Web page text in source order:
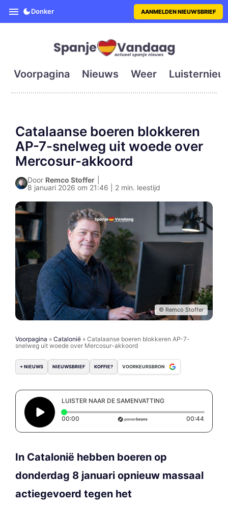
SpanjeVandaag is de eerste
Donker AANMELDEN NIEUWSBRIEF
Voorpagina Nieuws Weer
Catalaanse boeren blokkeren
AP-7-snelweg uit woede over
Mercosur-akkoord
Door Remco Stoffer
8 januari 2026 om 21:46 | 2 min. leestijd
© Remco Stoffer
Voorpagina » Catalonië » Catalaanse boeren blokkeren AP-7-
snelweg uit woede over Mercosur-akkoord
+ NIEUWS NIEUWSBRIEF KOFFIE? VOORKEURSBRON
LUISTER NAAR DE SAMENVATTING
00:00 Elapsed time: 0 seconds 00:44
In Catalonië hebben boeren op
donderdag 8 januari opnieuw massaal
actiegevoerd tegen het